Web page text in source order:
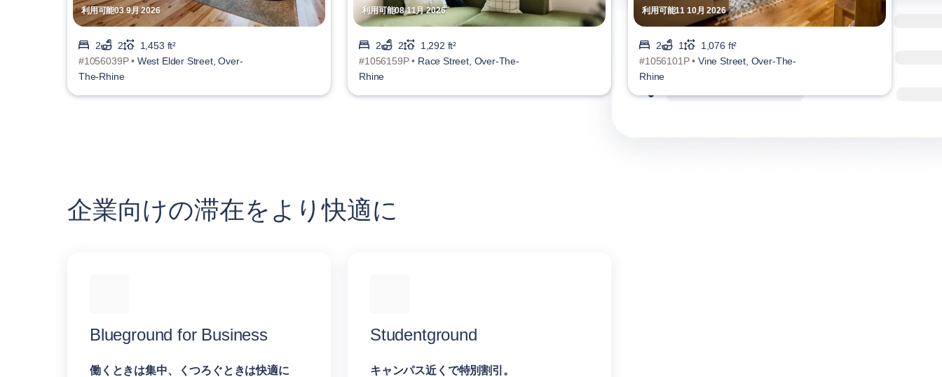
利用可能03 9月 2026
2 2
1,453 ft²
#1056039P • West Elder Street, Over-
The-Rhine
利用可能08 11月 2026
2 2
1,292 ft²
#1056159P • Race Street, Over-The-
Rhine
利用可能11 10月 2026
2 1
1,076 ft²
#1056101P • Vine Street, Over-The-
Rhine
企業向けの滞在をより快適に
Blueground for Business
働くときは集中、くつろぐときは快適に
Studentground
キャンパス近くで特別割引。